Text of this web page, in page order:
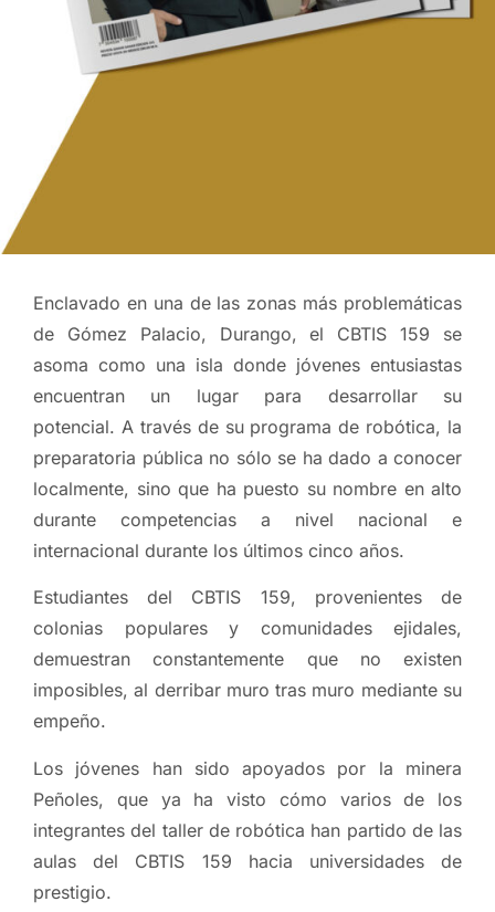
Enclavado en una de las zonas más problemáticas
de Gómez Palacio, Durango, el CBTIS 159 se
asoma como una isla donde jóvenes entusiastas
encuentran un lugar para desarrollar su
potencial. A través de su programa de robótica, la
preparatoria pública no sólo se ha dado a conocer
localmente, sino que ha puesto su nombre en alto
durante competencias a nivel nacional e
internacional durante los últimos cinco años.
Estudiantes del CBTIS 159, provenientes de
colonias populares y comunidades ejidales,
demuestran constantemente que no existen
imposibles, al derribar muro tras muro mediante su
empeño.
Los jóvenes han sido apoyados por la minera
Peñoles, que ya ha visto cómo varios de los
integrantes del taller de robótica han partido de las
aulas del CBTIS 159 hacia universidades de
prestigio.